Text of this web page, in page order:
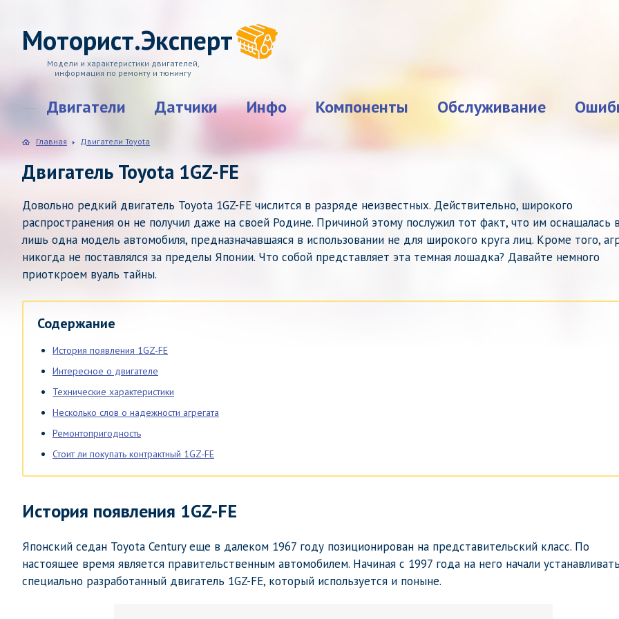
Моторист.Эксперт
Модели и характеристики двигателей,
информация по ремонту и тюнингу
Двигатели Датчики Инфо Компоненты Обслуживание
Главная Двигатели Toyota
Двигатель Toyota 1GZ-FE
Довольно редкий двигатель Toyota 1GZ-FE числится в разряде неизвестных. Действительно, широкого
распространения он не получил даже на своей Родине. Причиной этому послужил тот факт, что им оснащалась
лишь одна модель автомобиля, предназначавшаяся в использовании не для широкого круга лиц. Кроме того,
никогда не поставлялся за пределы Японии. Что собой представляет эта темная лошадка? Давайте немного
приоткроем вуаль тайны.
Содержание
История появления 1GZ-FE
Интересное о двигателе
Технические характеристики
Несколько слов о надежности агрегата
Ремонтопригодность
Стоит ли покупать контрактный 1GZ-FE
История появления 1GZ-FE
Японский седан Toyota Century еще в далеком 1967 году позиционирован на представительский класс. По
настоящее время является правительственным автомобилем. Начиная с 1997 года на него начали
специально разработанный двигатель 1GZ-FE, который используется и поныне.